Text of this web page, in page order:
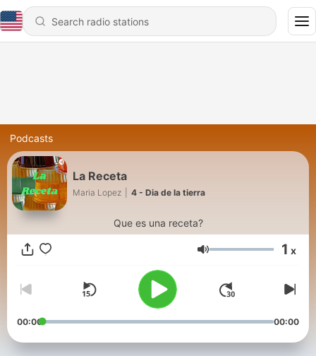
Podcasts
La Receta
Maria Lopez 4 - Dia de la tierra
Que es una receta?
Volume 1 x
00:00 00:00